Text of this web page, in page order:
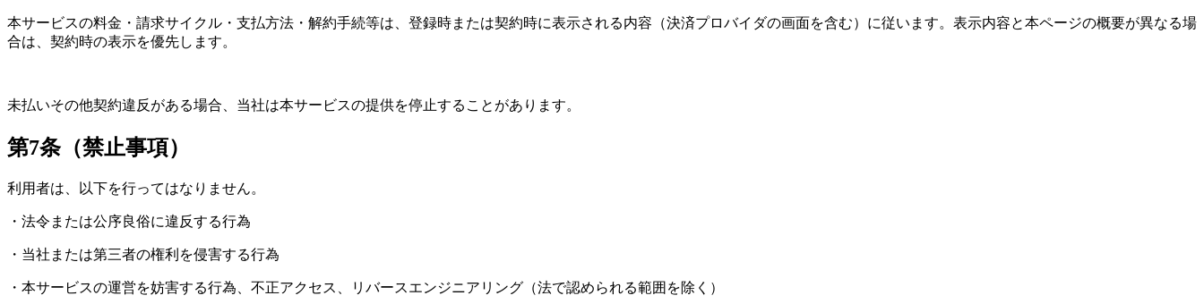
本サービスの料金・請求サイクル・支払方法・解約手続等は、登録時または契約時に表示される内容（決済プロバイダの画面を含む）に従います。表示内容と本ページの概要が異なる場
合は、契約時の表示を優先します。
未払いその他契約違反がある場合、当社は本サービスの提供を停止することがあります。
第7条（禁止事項）
利用者は、以下を行ってはなりません。
・法令または公序良俗に違反する行為
・当社または第三者の権利を侵害する行為
・本サービスの運営を妨害する行為、不正アクセス、リバースエンジニアリング（法で認められる範囲を除く）